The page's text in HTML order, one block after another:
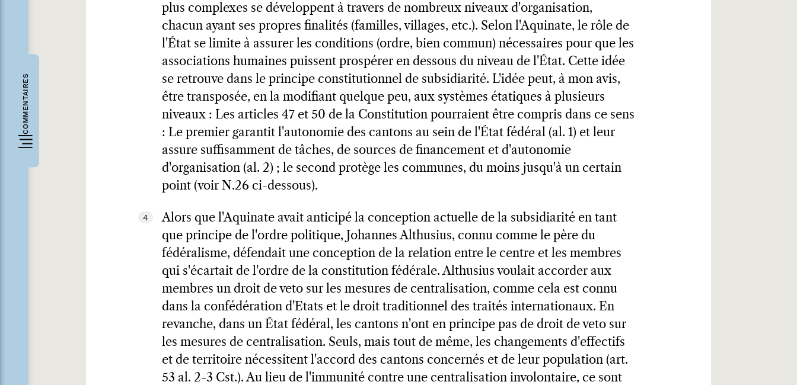
COMMENTAIRES
plus complexes se développent à travers de nombreux niveaux d'organisation,
chacun ayant ses propres finalités (familles, villages, etc.). Selon l'Aquinate, le rôle de
l'État se limite à assurer les conditions (ordre, bien commun) nécessaires pour que les
associations humaines puissent prospérer en dessous du niveau de l'État. Cette idée
se retrouve dans le principe constitutionnel de subsidiarité. L'idée peut, à mon avis,
être transposée, en la modifiant quelque peu, aux systèmes étatiques à plusieurs
niveaux : Les articles 47 et 50 de la Constitution pourraient être compris dans ce sens
: Le premier garantit l'autonomie des cantons au sein de l'État fédéral (al. 1) et leur
assure suffisamment de tâches, de sources de financement et d'autonomie
d'organisation (al. 2) ; le second protège les communes, du moins jusqu'à un certain
point (voir N.26 ci-dessous).
4
Alors que l'Aquinate avait anticipé la conception actuelle de la subsidiarité en tant
que principe de l'ordre politique, Johannes Althusius, connu comme le père du
fédéralisme, défendait une conception de la relation entre le centre et les membres
qui s'écartait de l'ordre de la constitution fédérale. Althusius voulait accorder aux
membres un droit de veto sur les mesures de centralisation, comme cela est connu
dans la confédération d'Etats et le droit traditionnel des traités internationaux. En
revanche, dans un État fédéral, les cantons n'ont en principe pas de droit de veto sur
les mesures de centralisation. Seuls, mais tout de même, les changements d'effectifs
et de territoire nécessitent l'accord des cantons concernés et de leur population (art.
53 al. 2-3 Cst.). Au lieu de l'immunité contre une centralisation involontaire, ce sont